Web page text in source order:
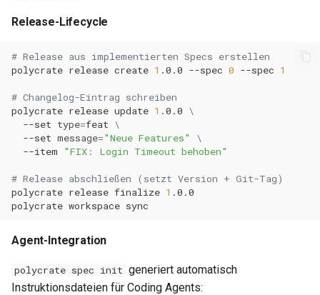
0.11.28
0.11.27
0.11.26
0.11.25
0.11.23
0.11.22
0.11.21
Release-Lifecycle
# Release aus implementierten Specs erstellen
polycrate release create 1 .0.0 --spec 0 --spec 1
# Changelog-Eintrag schreiben
polycrate release update 1 .0.0 \
--set type=feat \
--set message="Neue Features"
\
--item
"FIX: Login Timeout behoben"
# Release abschließen (setzt Version + Git-Tag)
polycrate release finalize 1
polycrate workspace
Agent-Integration
polycrate spec init generiert automatisch
Instruktionsdateien für Coding Agents: